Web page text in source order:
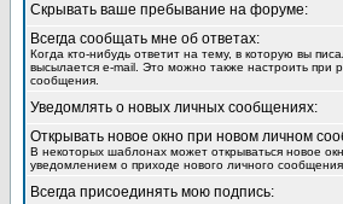
Скрывать ваше пребывание на форуме:
Всегда сообщать мне об ответах:
Когда кто-нибудь ответит на тему, в которую вы
высылается e-mail. Это можно также настроить при
сообщения.
Уведомлять о новых личных сообщениях:
Открывать новое окно при новом личном
В некоторых шаблонах может открываться новое
уведомлением о приходе нового личного сообщения.
Всегда присоединять мою подпись: